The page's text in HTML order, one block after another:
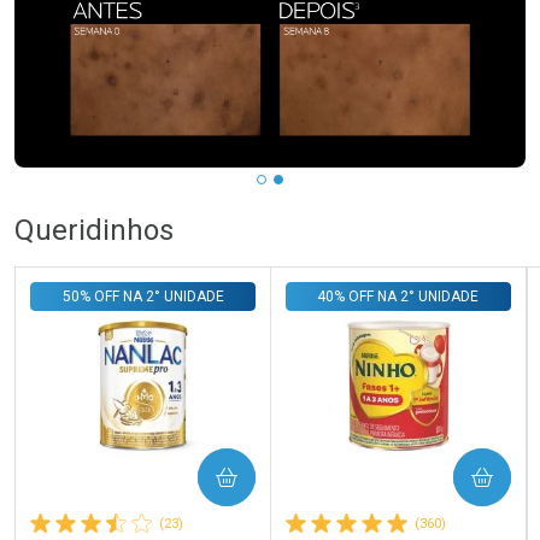
Queridinhos
(23)
50% OFF NA 2° UNIDADE
COMPRAR
(360)
40% OFF NA 2° UNIDADE
COMPRAR